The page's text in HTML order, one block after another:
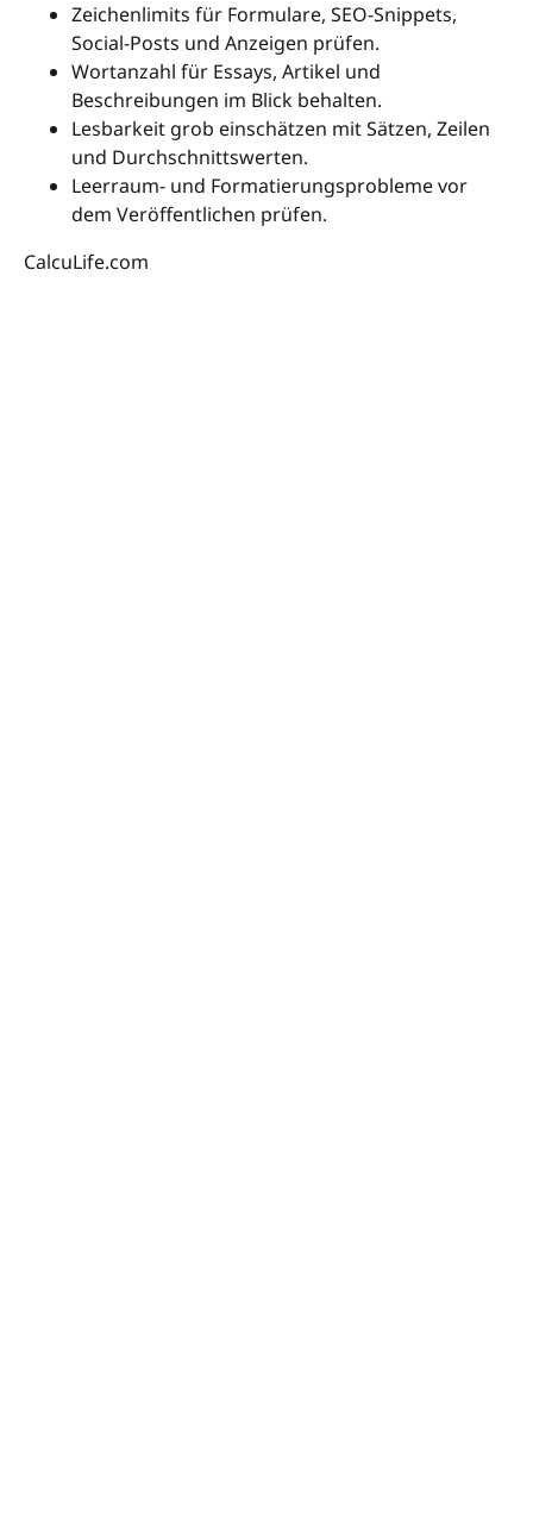
Zeichenlimits für Formulare, SEO-Snippets,
Social-Posts und Anzeigen prüfen.
Wortanzahl für Essays, Artikel und
Beschreibungen im Blick behalten.
Lesbarkeit grob einschätzen mit Sätzen, Zeilen
und Durchschnittswerten.
Leerraum- und Formatierungsprobleme vor
dem Veröffentlichen prüfen.
CalcuLife.com